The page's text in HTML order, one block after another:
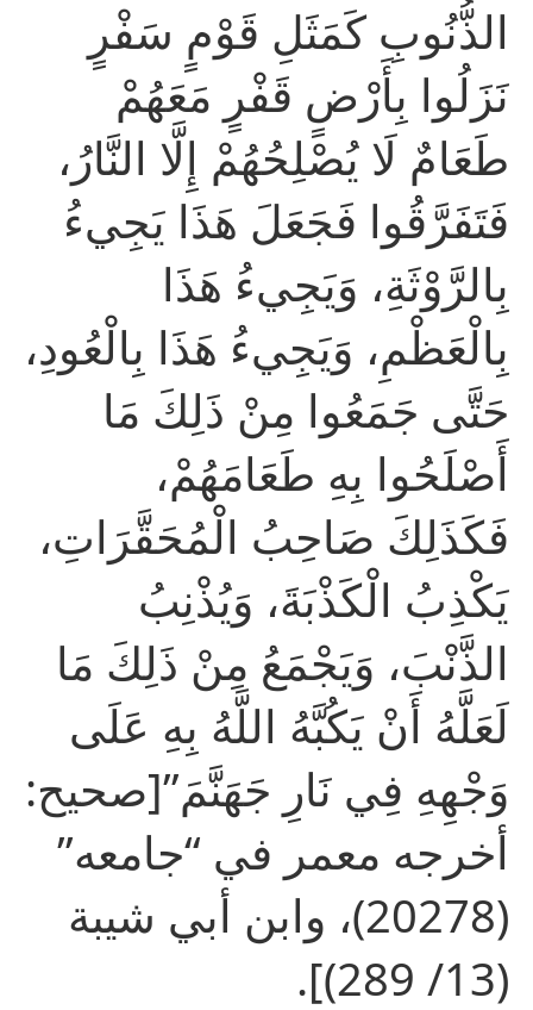
الذُّنُوبِ كَمَثَلِ قَوْمٍ سَفْرٍ
نَزَلُوا بِأَرْضٍ قَفْرٍ مَعَهُمْ
طَعَامٌ لَا يُصْلِحُهُمْ إِلَّا النَّارُ،
فَتَفَرَّقُوا فَجَعَلَ هَذَا يَجِيءُ
بِالرَّوْثَةِ، وَيَجِيءُ هَذَا
بِالْعَظْمِ، وَيَجِيءُ هَذَا بِالْعُودِ،
حَتَّى جَمَعُوا مِنْ ذَلِكَ مَا
أَصْلَحُوا بِهِ طَعَامَهُمْ،
فَكَذَلِكَ صَاحِبُ الْمُحَقَّرَاتِ،
يَكْذِبُ الْكَذْبَةَ، وَيُذْنِبُ
الذَّنْبَ، وَيَجْمَعُ مِنْ ذَلِكَ مَا
لَعَلَّهُ أَنْ يَكُبَّهُ اللَّهُ بِهِ عَلَى
وَجْهِهِ فِي نَارِ جَهَنَّمَ”[صحيح:
أخرجه معمر في “جامعه”
(20278)، وابن أبي شيبة
(13/ 289)].